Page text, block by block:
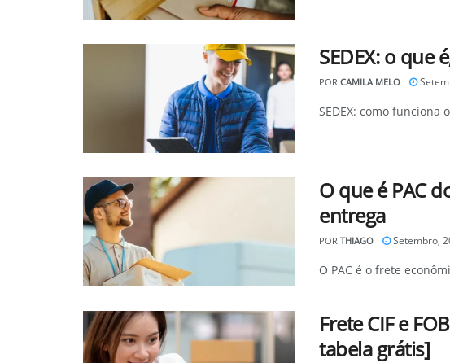
SEDEX: o
POR CAMILA MELO
SEDEX: como funciona
O que é PAC
entrega
POR THIAGO Setembro,
O PAC é o frete
Frete CIF e
tabela grátis]